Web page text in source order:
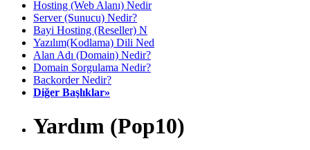
Hosting (Web Alanı) Nedir
Server (Sunucu) Nedir?
Bayi Hosting (Reseller) N
Yazılım(Kodlama) Dili Ned
Alan Adı (Domain) Nedir?
Domain Sorgulama Nedir?
Backorder Nedir?
Diğer Başlıklar»
Yardım (Pop10)